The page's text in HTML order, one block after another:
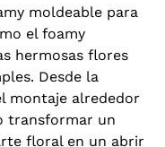
moldeable para
el foamy
hermosas flores
Desde la
montaje alrededor
transformar un
floral en un abrir